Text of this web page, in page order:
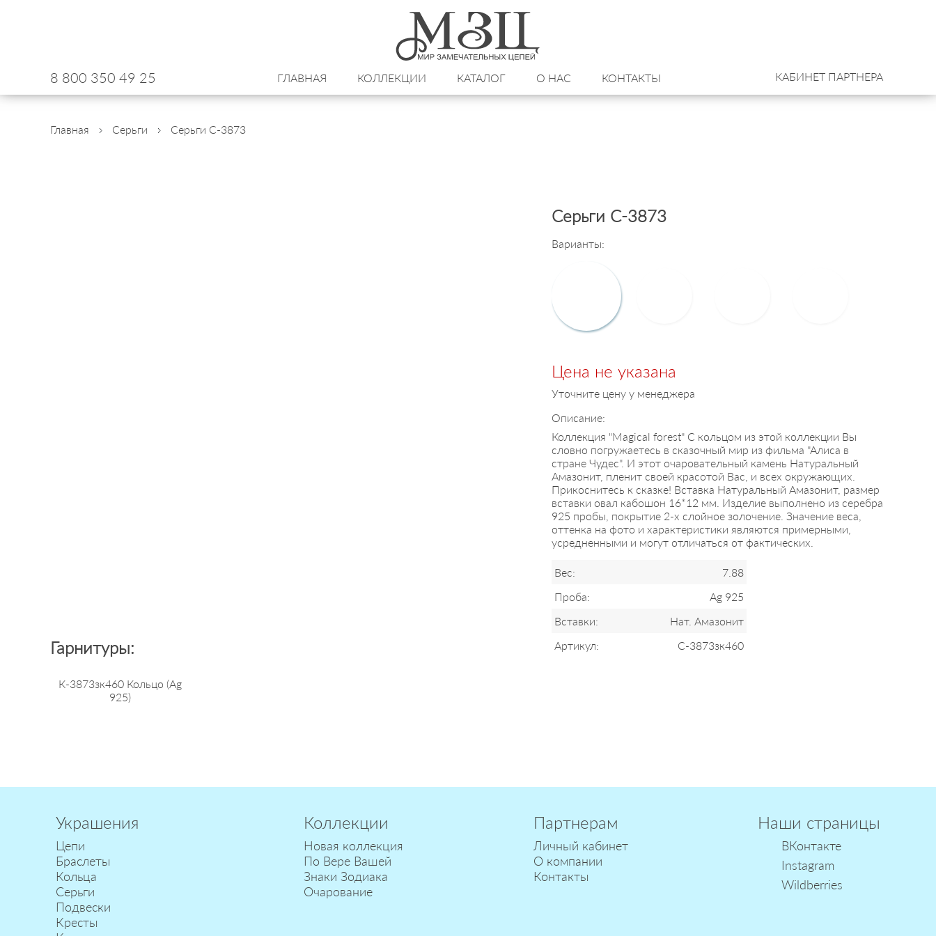
КАБИНЕТ ПАРТНЕРА
8 800 350 49 25 ГЛАВНАЯ КОЛЛЕКЦИИ КАТАЛОГ О НАС КОНТАКТЫ
Главная Серьги Серьги С-3873
Гарнитуры:
К-3873зк460 Кольцо (Ag
925)
Серьги С-3873
Варианты:
Цена не указана
Уточните цену у менеджера
Описание:
Коллекция "Magical forest" С кольцом из этой коллекции Вы
словно погружаетесь в сказочный мир из фильма "Алиса в
стране Чудес". И этот очаровательный камень Натуральный
Амазонит, пленит своей красотой Вас, и всех окружающих.
Прикоснитесь к сказке! Вставка Натуральный Амазонит, размер
вставки овал кабошон 16*12 мм. Изделие выполнено из серебра
925 пробы, покрытие 2-х слойное золочение. Значение веса,
оттенка на фото и характеристики являются примерными,
усредненными и могут отличаться от фактических.
Вес:
7.88
Проба:
Ag 925
Вставки:
Нат. Амазонит
Артикул:
С-3873зк460
Украшения
Цепи
Браслеты
Кольца
Серьги
Подвески
Кресты
Коллекции
Новая коллекция
По Вере Вашей
Знаки Зодиака
Очарование
Партнерам
Личный кабинет
О компании
Контакты
Наши страницы
ВКонтакте
Instagram
Wildberries